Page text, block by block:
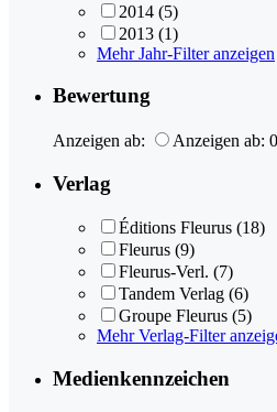
2014 (5)
2013 (1)
Mehr Jahr-Filter anzeigen
Bewertung
Anzeigen ab: Anzeigen ab:
Verlag
Éditions Fleurus (18)
Fleurus (9)
Fleurus-Verl. (7)
Tandem Verlag (6)
Groupe Fleurus (5)
Mehr Verlag-Filter
Medienkennzeichen